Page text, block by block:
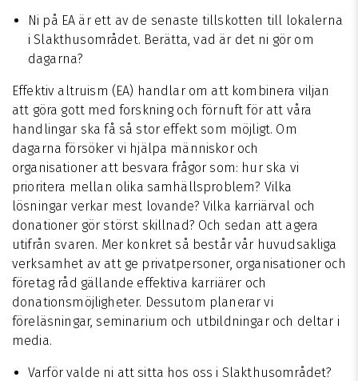
Ni på EA är ett av de senaste tillskotten till lokalerna
i Slakthusområdet. Berätta, vad är det ni gör om
dagarna?
Effektiv altruism (EA) handlar om att kombinera viljan
att göra gott med forskning och förnuft för att våra
handlingar ska få så stor effekt som möjligt. Om
dagarna försöker vi hjälpa människor och
organisationer att besvara frågor som: hur ska vi
prioritera mellan olika samhällsproblem? Vilka
lösningar verkar mest lovande? Vilka karriärval och
donationer gör störst skillnad? Och sedan att agera
utifrån svaren. Mer konkret så består vår huvudsakliga
verksamhet av att ge privatpersoner, organisationer och
företag råd gällande effektiva karriärer och
donationsmöjligheter. Dessutom planerar vi
föreläsningar, seminarium och utbildningar och deltar i
media.
Varför valde ni att sitta hos oss i Slakthusområdet?